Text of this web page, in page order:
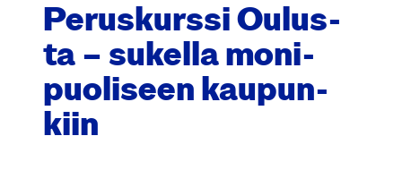
Perus­kurs­si Oulus­
ta – sukel­la moni­
puo­li­seen kau­pun­
kiin